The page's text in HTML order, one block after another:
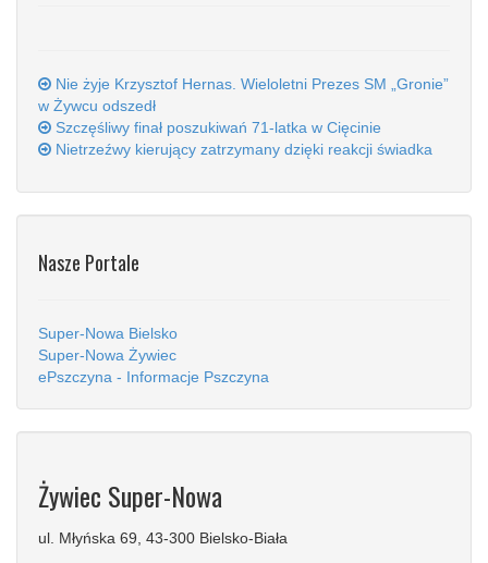
Nie żyje Krzysztof Hernas. Wieloletni Prezes SM „Gronie”
w Żywcu odszedł
Szczęśliwy finał poszukiwań 71-latka w Cięcinie
Nietrzeźwy kierujący zatrzymany dzięki reakcji świadka
Nasze Portale
Super-Nowa Bielsko
Super-Nowa Żywiec
ePszczyna - Informacje Pszczyna
Żywiec Super-Nowa
ul. Młyńska 69, 43-300 Bielsko-Biała